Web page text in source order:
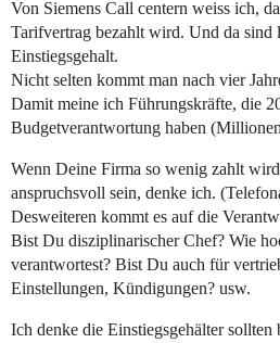
Von Siemens Call centern weiss ich,
Tarifvertrag bezahlt wird. Und da sind
Einstiegsgehalt.
Nicht selten kommt man nach vier
Damit meine ich Führungskräfte, die
Budgetverantwortung haben
Wenn Deine Firma so wenig zahlt
anspruchsvoll sein, denke ich.
Desweiteren kommt es auf die
Bist Du disziplinarischer Chef? Wie
verantwortest? Bist Du auch für
Einstellungen, Kündigungen? usw.
Ich denke die Einstiegsgehälter